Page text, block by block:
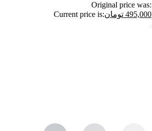
Original price was:
495,000 تومانCurrent price is: